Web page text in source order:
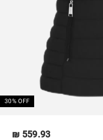
30% OFF
559.93 ₪